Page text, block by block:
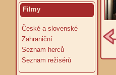
Filmy
České a slovenské
Zahraniční
Seznam herců
Seznam režisérů